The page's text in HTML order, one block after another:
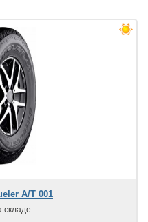
A/T 001
складе